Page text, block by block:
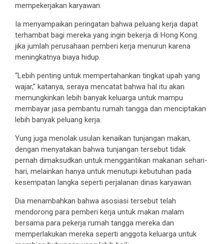
mempekerjakan karyawan.
Ia menyampaikan peringatan bahwa peluang kerja dapat
terhambat bagi mereka yang ingin bekerja di Hong Kong
jika jumlah perusahaan pemberi kerja menurun karena
meningkatnya biaya hidup.
“Lebih penting untuk mempertahankan tingkat upah yang
wajar,” katanya, seraya mencatat bahwa hal itu akan
memungkinkan lebih banyak keluarga untuk mampu
membayar jasa pembantu rumah tangga dan menciptakan
lebih banyak peluang kerja.
Yung juga menolak usulan kenaikan tunjangan makan,
dengan menyatakan bahwa tunjangan tersebut tidak
pernah dimaksudkan untuk menggantikan makanan sehari-
hari, melainkan hanya untuk menutupi kebutuhan pada
kesempatan langka seperti perjalanan dinas karyawan.
Dia menambahkan bahwa asosiasi tersebut telah
mendorong para pemberi kerja untuk makan malam
bersama para pekerja rumah tangga mereka dan
memperlakukan mereka seperti anggota keluarga untuk